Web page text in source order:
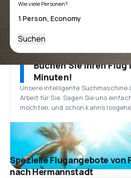
Wie viele Personen?
Suchen
Buchen Sie Ihren
Minuten!
Unsere intelligente Suchmaschine
Arbeit für Sie. Sagen Sie uns
möchten, und schon kann’s
Spezielle Flugangebote von
nach Hermannstadt